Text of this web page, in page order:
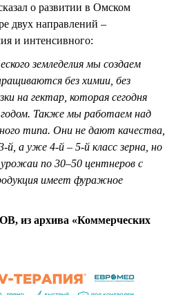
о развитии в Омском
двух направлений –
и интенсивного:
земледелия мы создаем
без химии, без
на гектар, которая сегодня
Также мы работаем над
типа. Они не дают качества,
а уже 4-й – 5-й класс зерна, но
по 30–50 центнеров с
имеет фуражное
из архива «Коммерческих